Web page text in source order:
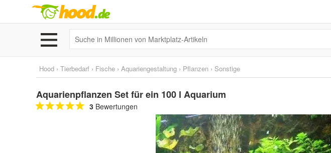
Hood › Tierbedarf › Fische › Aquariengestaltung › Pflanzen › Sonstige
Aquarienpflanzen Set für ein 100 l Aquarium
3 Bewertungen